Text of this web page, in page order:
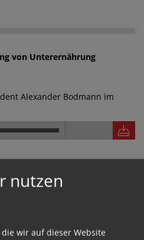
von Unterernährung
Alexander Bodmann im
an"
Alexander Bodmann im
nutzen
wir auf dieser Website